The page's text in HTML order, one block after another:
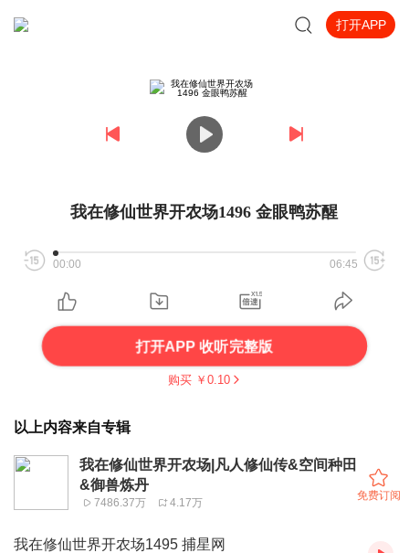
打开APP
我在修仙世界开农场1496 金眼鸭苏醒
00:00 06:45
打开APP 收听完整版
购买 ￥ 0.10
以上内容来自专辑
我在修仙世界开农场|凡人修仙传&空间种田
&御兽炼丹
7486.37万 4.17万
免费订阅
我在修仙世界开农场1495 捕星网